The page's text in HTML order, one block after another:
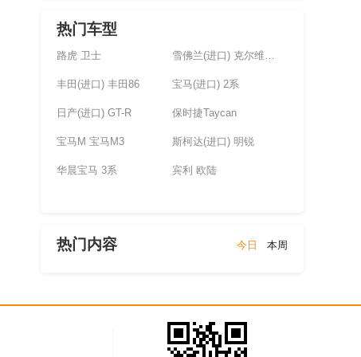
热门车型
路虎 卫士 雪佛兰(进口) 克尔维特(未上市)
丰田(进口) 丰田86 宝马(进口) 2系
日产(进口) GT-R 保时捷Taycan
宝马M 宝马M3 斯柯达(进口) 明锐
华晨宝马 3系 宾利 欧陆
热门内容 今日 本周